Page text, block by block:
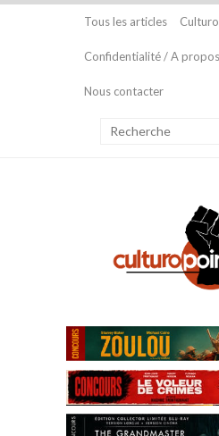
Tous les articles
Confidentialité / A propos
Nous contacter